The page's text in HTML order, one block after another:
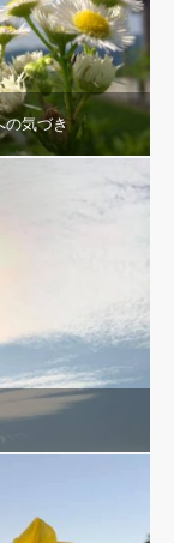
の気づき